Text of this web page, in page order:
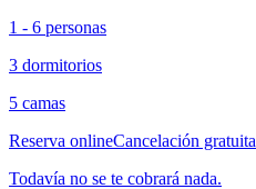
1 - 6 personas
3 dormitorios
5 camas
Reserva onlineCancelación gratuita
Todavía no se te cobrará nada.